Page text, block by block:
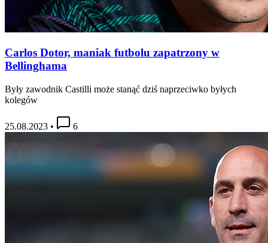
Carlos Dotor, maniak futbolu zapatrzony w
Bellinghama
Były zawodnik Castilli może stanąć dziś naprzeciwko byłych
kolegów
25.08.2023 • 6